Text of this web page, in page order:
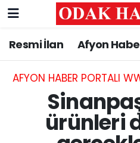
Resmi İlan Afyon
AFYON HABER PORTALI
ürünleri
AFYONKARAHİSAR
Resmi İlan
ASAYİŞ
GÜNCEL
Afyonkarahisar
Afyonkarahisar
Afyonkarahisar
Afyonkarahisar